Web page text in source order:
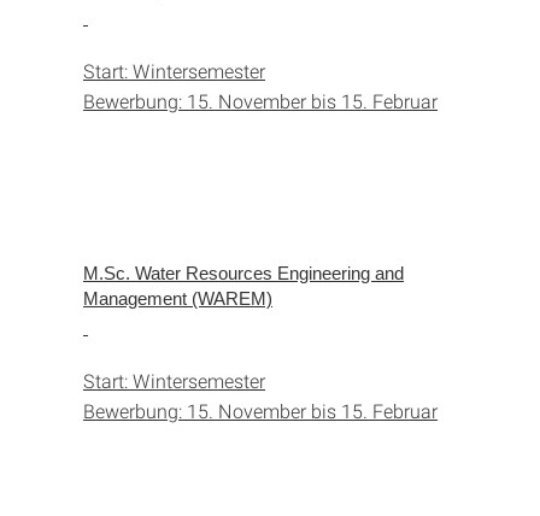
Start: Wintersemester
Bewerbung: 15. November bis 15. Februar
M.Sc. Water Resources Engineering and
Management (WAREM)
Start: Wintersemester
Bewerbung: 15. November bis 15. Februar